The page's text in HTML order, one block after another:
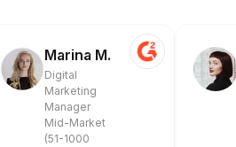
Marina M.
Digital
Marketing
Manager
Mid-Market
(51-1000